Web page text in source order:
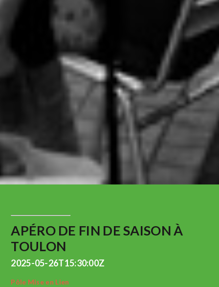
APÉRO DE FIN DE SAISON À
TOULON
2025-05-26T15:30:00Z
Pôle Mise en Lien